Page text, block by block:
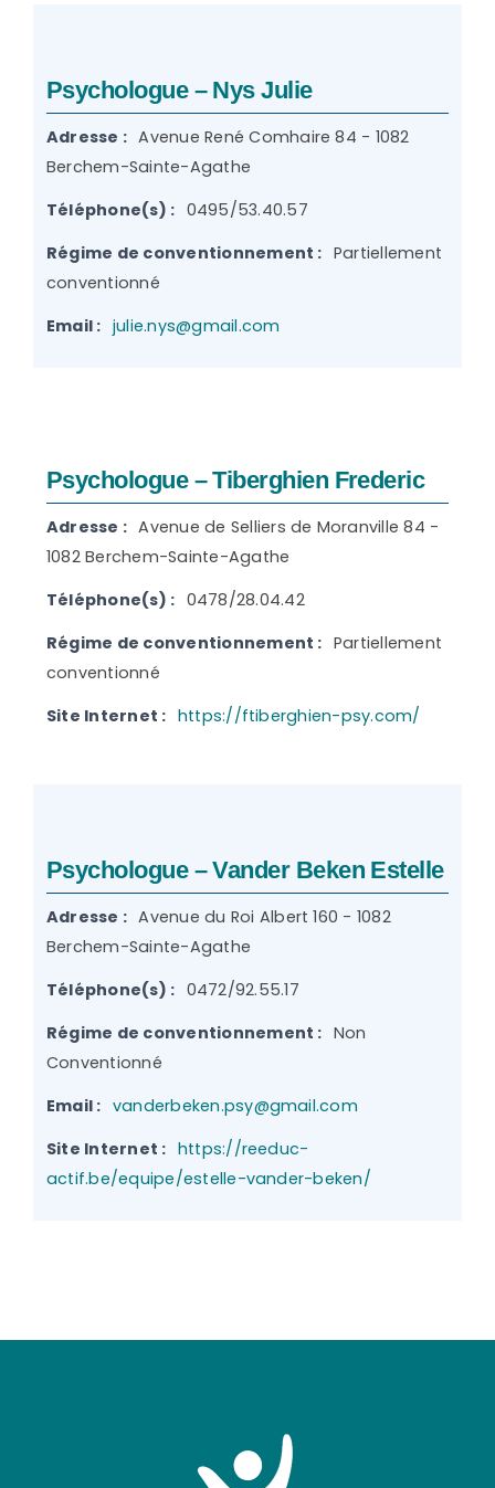
Psychologue – Nys Julie
Adresse : Avenue René Comhaire 84 - 1082
Berchem-Sainte-Agathe
Téléphone(s) : 0495/53.40.57
Régime de conventionnement : Partiellement
conventionné
Email : julie.nys@gmail.com
Psychologue – Tiberghien Frederic
Adresse : Avenue de Selliers de Moranville 84 -
1082 Berchem-Sainte-Agathe
Téléphone(s) : 0478/28.04.42
Régime de conventionnement : Partiellement
conventionné
Site Internet : https://ftiberghien-psy.com/
Psychologue – Vander Beken Estelle
Adresse : Avenue du Roi Albert 160 - 1082
Berchem-Sainte-Agathe
Téléphone(s) : 0472/92.55.17
Régime de conventionnement : Non
Conventionné
Email : vanderbeken.psy@gmail.com
Site Internet : https://reeduc-
actif.be/equipe/estelle-vander-beken/